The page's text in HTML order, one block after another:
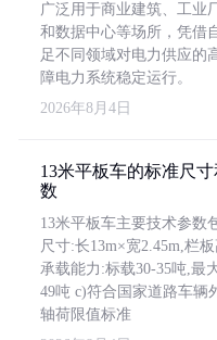
广泛用于商业建筑、工业
和数据中心等场所，凭借
足不同领域对电力供应的
障电力系统稳定运行。
2026年8月4日
13米平板车的标准尺
数
13米平板车主要技术参数
尺寸:长13m×宽2.45m,栏
承载能力:标载30-35吨,最
49吨 c)符合国家道路车辆
轴荷限值标准